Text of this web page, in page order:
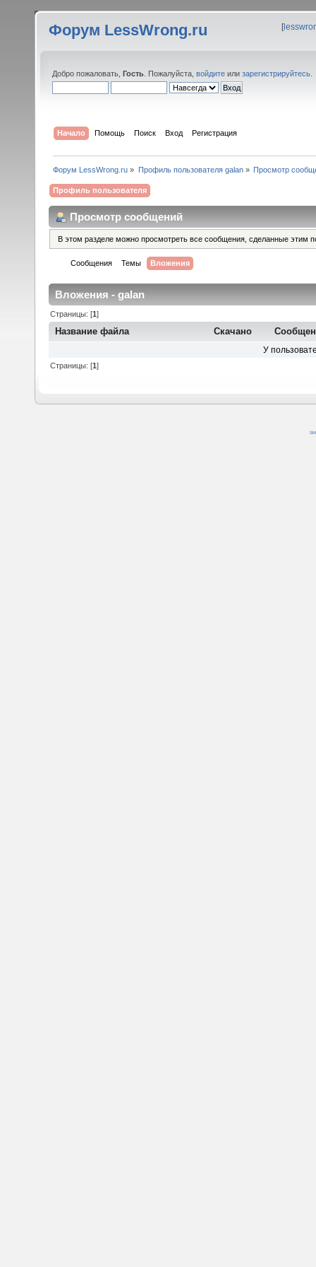
Форум LessWrong.ru [
Добро пожаловать, Гость . Пожалуйста, войдите или зарегистрируйтесь
Начало Помощь Поиск Вход Регистрация
Форум LessWrong.ru » Профиль пользователя galan» Просмотр
Профиль пользователя
Просмотр сообщений
В этом разделе можно просмотреть все сообщения, сделанные этим
Сообщения Темы Вложения
Вложения - galan
Страницы: [1]
Название файла Скачано
У
Страницы: [1]